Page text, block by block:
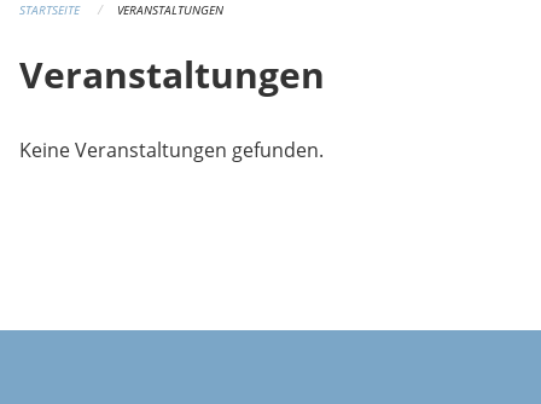
STARTSEITE VERANSTALTUNGEN
Veranstaltungen
Keine Veranstaltungen gefunden.